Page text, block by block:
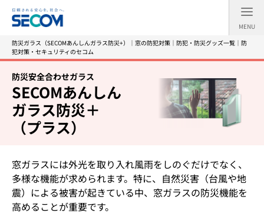
MENU
防災ガラス（SECOMあんしんガラス防災+）｜窓の防犯対策｜防犯・防災グッズ一覧｜防
犯対策・セキュリティのセコム
防災安全合わせガラス
SECOMあんしん
ガラス防災＋
（プラス）
窓ガラスには外光を取り入れ風雨をしのぐだけでなく、
多様な機能が求められます。特に、自然災害（台風や地
震）による被害が起きている中、窓ガラスの防災機能を
高めることが重要です。